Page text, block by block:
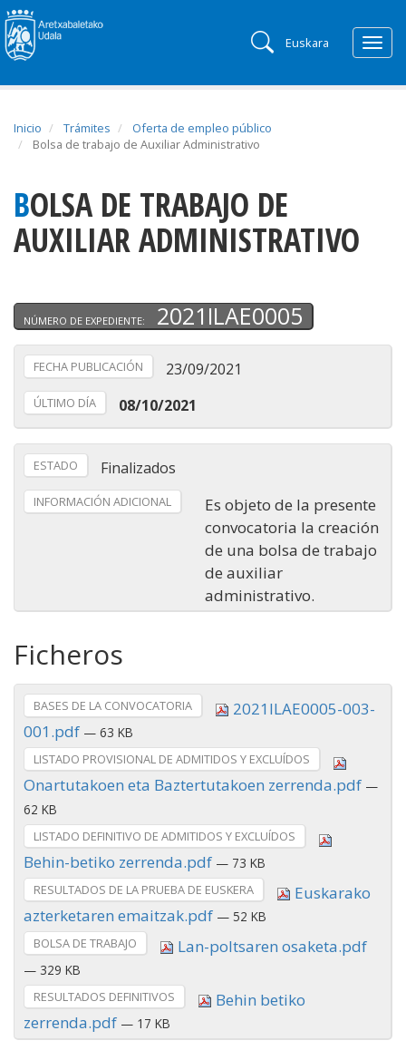
Euskara
Inicio Trámites
Oferta de empleo público
Bolsa de trabajo de Auxiliar Administrativo
BOLSA DE TRABAJO DE
AUXILIAR ADMINISTRATIVO
NÚMERO DE EXPEDIENTE: 2021ILAE0005
FECHA PUBLICACIÓN 23/09/2021
ÚLTIMO DÍA 08/10/2021
ESTADO Finalizados
INFORMACIÓN ADICIONAL
Es objeto de la presente
convocatoria la creación
de una bolsa de trabajo
de auxiliar
administrativo.
Ficheros
BASES DE LA CONVOCATORIA
2021ILAE0005-003-
001.pdf — 63 KB
LISTADO PROVISIONAL DE ADMITIDOS Y EXCLUÍDOS
Onartutakoen eta Baztertutakoen zerrenda.pdf —
62 KB
LISTADO DEFINITIVO DE ADMITIDOS Y EXCLUÍDOS
Behin-betiko zerrenda.pdf — 73 KB
RESULTADOS DE LA PRUEBA DE EUSKERA
Euskarako
azterketaren emaitzak.pdf — 52 KB
BOLSA DE TRABAJO Lan-poltsaren osaketa.pdf
— 329 KB
RESULTADOS DEFINITIVOS
Behin betiko
zerrenda.pdf — 17 KB